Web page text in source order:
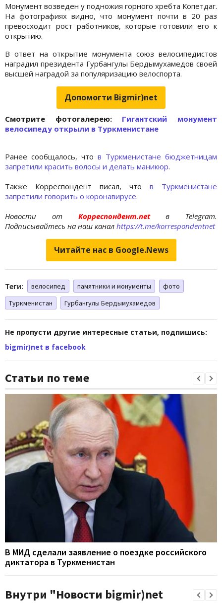
Монумент возведен у подножия горного хребта Копетдаг.
На фотографиях видно, что монумент почти в 20 раз
превосходит рост работников, которые готовили его к
открытию.
В ответ на открытие монумента союз велосипедистов
наградил президента Гурбангулы Бердымухамедов своей
высшей наградой за популяризацию велоспорта.
Допомогти Bigmir)net
Cмотрите фотогалерею: Гигантский монумент
велосипеду открыли в Туркменистане
Ранее сообщалось, что в Туркменистане бюджетницам
запретили красить волосы и делать маникюр.
Также Корреспондент писал, что в Туркменистане
запретили говорить о коронавирусе.
Новости отКорреспондент.netв Telegram.
Подписывайтесь на наш канал https://t.me/korrespondentnet
Читайте нас в Google.News
Теги: велосипед памятники и монументы
фото
Туркменистан
Гурбангулы Бердымухамедов
Не пропусти другие интересные статьи, подпишись:
bigmir)net в facebook
Статьи по теме
В МИД сделали заявление о поездке российского
диктатора в Туркменистан
Внутри "Новости bigmir)net